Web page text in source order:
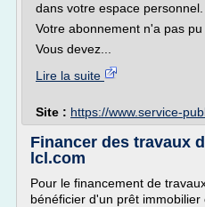
dans votre espace personnel.
Votre abonnement n'a pas
Vous devez...
Lire la suite
Site : https://www.service-
Financer des travaux
lcl.com
Pour le financement de
bénéficier d'un prêt